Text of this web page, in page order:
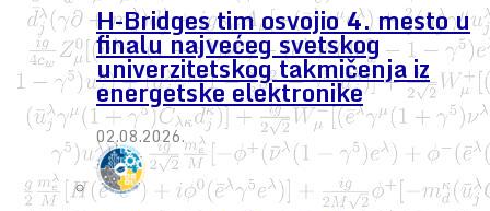
H-Bridges tim osvojio 4. mesto u
finalu najvećeg svetskog
univerzitetskog takmičenja iz
energetske elektronike
02.08.2026.